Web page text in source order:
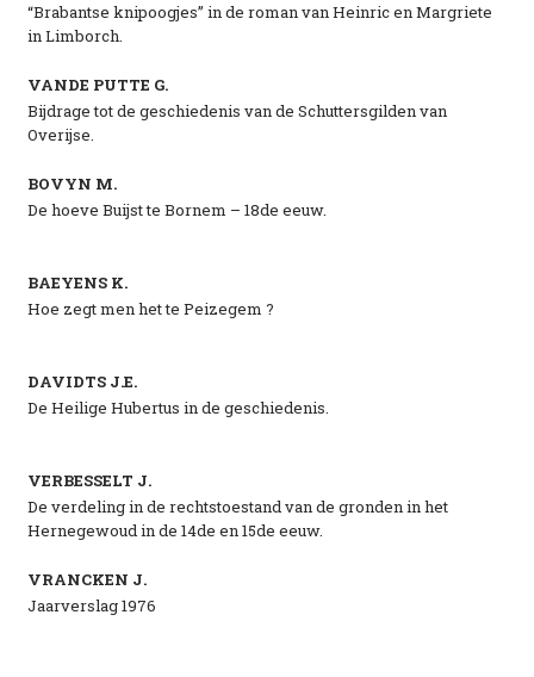
“Brabantse knipoogjes” in de roman van Heinric en Margriete
in Limborch.
VANDE PUTTE G.
Bijdrage tot de geschiedenis van de Schuttersgilden van
Overijse.
BOVYN M.
De hoeve Buijst te Bornem – 18de eeuw.
BAEYENS K.
Hoe zegt men het te Peizegem ?
DAVIDTS J.E.
De Heilige Hubertus in de geschiedenis.
VERBESSELT J.
De verdeling in de rechtstoestand van de gronden in het
Hernegewoud in de 14de en 15de eeuw.
VRANCKEN J.
Jaarverslag 1976